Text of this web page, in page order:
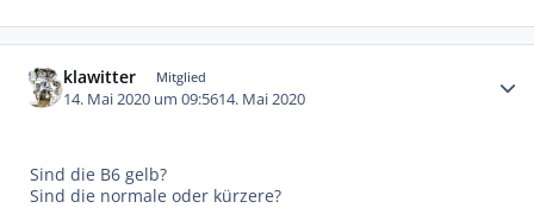
klawitter Mitglied
14. Mai 2020 um 09:5614. Mai 2020
Sind die B6 gelb?
Sind die normale oder kürzere?